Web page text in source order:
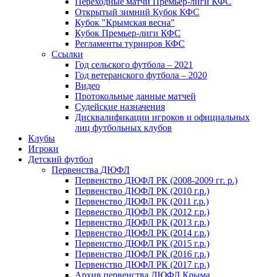
Открытый зимний Кубок КФС
Кубок "Крымская весна"
Кубок Премьер-лиги КФС
Регламенты турниров КФС
Ссылки
Год сельского футбола – 2021
Год ветеранского футбола – 2020
Видео
Протокольные данные матчей
Судейские назначения
Дисквалификации игроков и официальных
лиц футбольных клубов
Клубы
Игроки
Детский футбол
Первенства ДЮФЛ
Первенство ДЮФЛ РК (2008-2009 гг. р.)
Первенство ДЮФЛ РК (2010 г.р.)
Первенство ДЮФЛ РК (2011 г.р.)
Первенство ДЮФЛ РК (2012 г.р.)
Первенство ДЮФЛ РК (2013 г.р.)
Первенство ДЮФЛ РК (2014 г.р.)
Первенство ДЮФЛ РК (2015 г.р.)
Первенство ДЮФЛ РК (2016 г.р.)
Первенство ДЮФЛ РК (2017 г.р.)
Архив первенства ДЮФЛ Крыма